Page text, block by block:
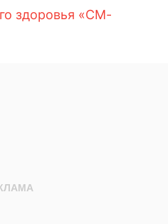
здоровья «СМ-